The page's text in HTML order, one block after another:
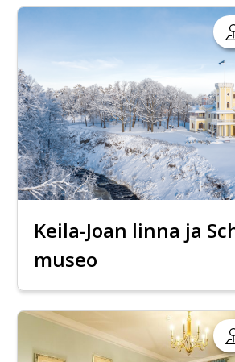
Keila-Joan linna ja
museo